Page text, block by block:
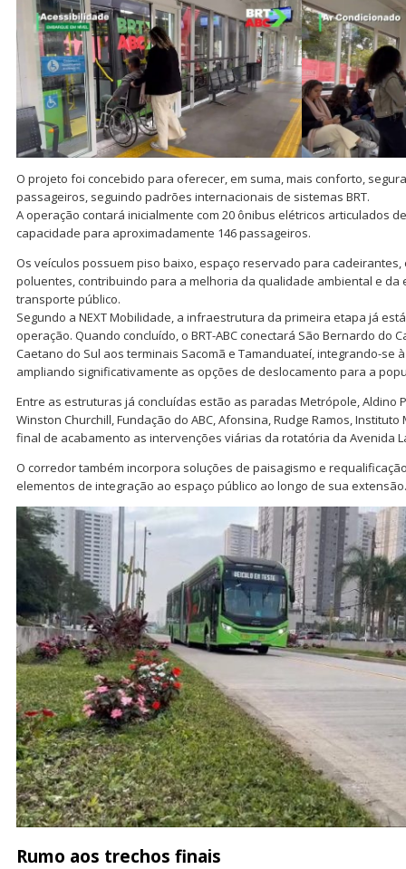
O projeto foi concebido para oferecer, em suma, mais conforto,
passageiros, seguindo padrões internacionais de sistemas BRT.
A operação contará inicialmente com 20 ônibus elétricos articulados
capacidade para aproximadamente 146 passageiros.
Os veículos possuem piso baixo, espaço reservado para
poluentes, contribuindo para a melhoria da qualidade ambiental e da
transporte público.
Segundo a NEXT Mobilidade, a infraestrutura da primeira etapa já
operação. Quando concluído, o BRT-ABC conectará São Bernardo do
Caetano do Sul aos terminais Sacomã e Tamanduateí, integrando-se
ampliando significativamente as opções de deslocamento para a
Entre as estruturas já concluídas estão as paradas Metrópole, Aldino
Winston Churchill, Fundação do ABC, Afonsina, Rudge Ramos,
final de acabamento as intervenções viárias da rotatória da Avenida
O corredor também incorpora soluções de paisagismo e
elementos de integração ao espaço público ao longo de sua extensão.
Rumo aos trechos finais